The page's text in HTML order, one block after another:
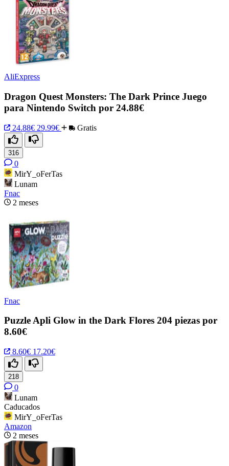
AliExpress
Dragon Quest Monsters: The Dark Prince Juego
para Nintendo Switch por 24.88€
24.88€ 29.99€ Gratis
316
0
MirY_oFerTas
Lunam
Fnac
2 meses
Fnac
Puzzle Apli Glow in the Dark Flores 204 piezas por
8.60€
8.60€ 17.20€
218
0
Lunam
Caducados
MirY_oFerTas
Amazon
2 meses